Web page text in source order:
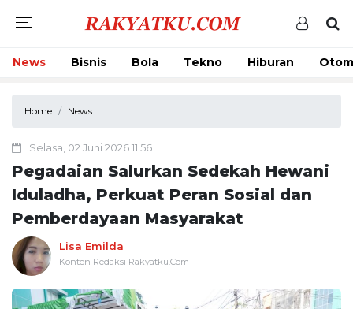
News Bisnis Bola Tekno Hiburan
Home News
Selasa, 02 Juni 2026 11:56
Pegadaian Salurkan Sedekah Hewani
Iduladha, Perkuat Peran Sosial dan
Pemberdayaan Masyarakat
Lisa Emilda
Konten Redaksi Rakyatku.Com